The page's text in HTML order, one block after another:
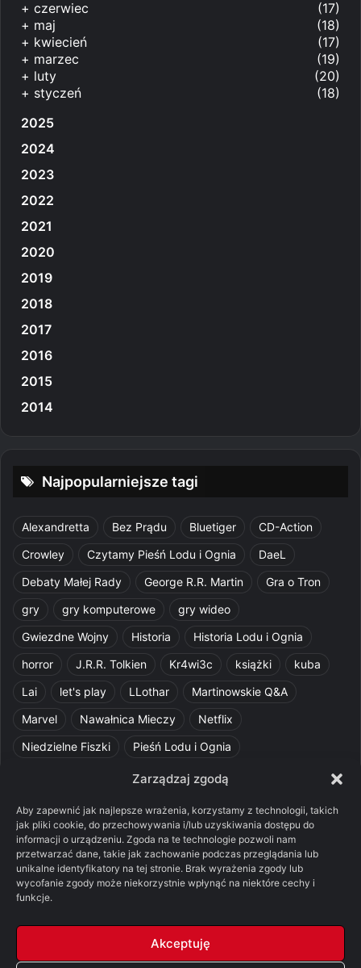
Zarządzaj zgodą
Aby zapewnić jak najlepsze wrażenia, korzystamy z technologii, takich
jak pliki cookie, do przechowywania i/lub uzyskiwania dostępu do
informacji o urządzeniu. Zgoda na te technologie pozwoli nam
przetwarzać dane, takie jak zachowanie podczas przeglądania lub
unikalne identyfikatory na tej stronie. Brak wyrażenia zgody lub
wycofanie zgody może niekorzystnie wpłynąć na niektóre cechy i
funkcje.
Akceptuję
+ czerwiec
(17)
+ maj
(18)
+ kwiecień
(17)
+ marzec
(19)
+ luty
(20)
+ styczeń
(18)
2025
2024
2023
2022
2021
2020
2019
2018
2017
2016
2015
2014
Najpopularniejsze tagi
Alexandretta Bez Prądu Bluetiger
CD-Action
Crowley
Czytamy Pieśń Lodu i Ognia
DaeL
Debaty Małej Rady
George R.R. Martin
Gra o Tron
gry
gry komputerowe
gry wideo
Gwiezdne Wojny
Historia
Historia Lodu i Ognia
horror
J.R.R. Tolkien Kr4wi3c książki
kuba
Lai
let's play LLothar
Martinowskie Q&A
Marvel
Nawałnica Mieczy
Netflix
Niedzielne Fiszki
Pieśń Lodu i Ognia
Pquelim
Pytania do maesterów
recenzja książki
Ród Smoka Silmarillion
SithFrog
Starcie Królów
Star Wars
Szalone Teorie
Tolkienowskie Q&A
Voo
Wieści z Cytadeli